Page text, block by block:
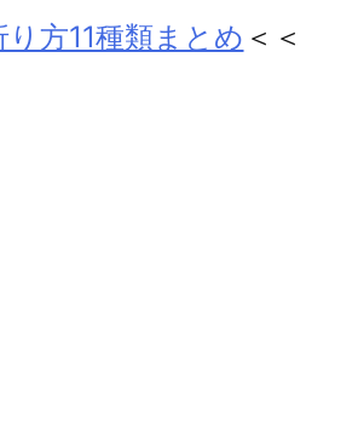
方11種類まとめ ＜＜